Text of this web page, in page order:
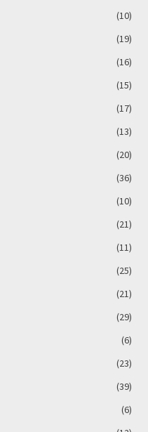
Rundreise und die
(10)
(19)
(16)
(15)
(17)
(13)
(20)
(36)
(10)
(21)
(11)
(25)
(21)
(29)
(6)
(23)
(39)
(6)